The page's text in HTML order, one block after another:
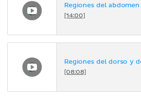
Regiones del abdomen
[14:00]
Regiones del dorso y
[08:08]